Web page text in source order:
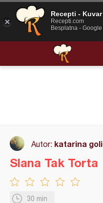
Autor: katarina
30 min
Slana Tak Torta
Recepti - Kuvar
Recepti.com
Besplatna -